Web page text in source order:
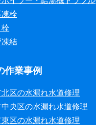
凍栓
栓
凍結
作業事例
区の水漏れ水道修理
央区の水漏れ水道修理
区の水漏れ水道修理